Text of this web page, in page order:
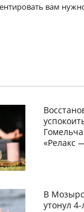
вам
«Релакс
В
утонул